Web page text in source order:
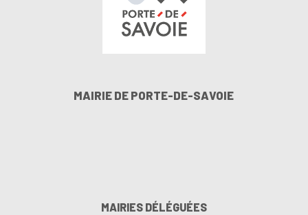
MAIRIE DE PORTE-DE-SAVOIE
MAIRIES DÉLÉGUÉES